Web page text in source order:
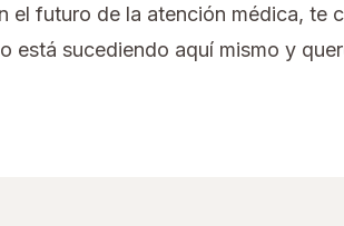
el futuro de la atención médica,
sucediendo aquí mismo y